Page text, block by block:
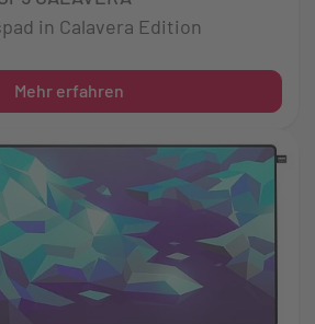
in Calavera Edition
Mehr erfahren